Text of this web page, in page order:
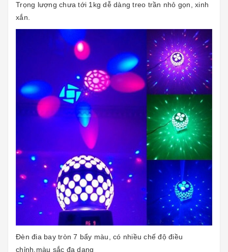
Trọng lượng chưa tới 1kg dễ dàng treo trần nhỏ gọn, xinh
xắn.
Đèn đia bay tròn 7 bẩy màu, có nhiều chế độ điều
chỉnh,màu sắc đa dạng